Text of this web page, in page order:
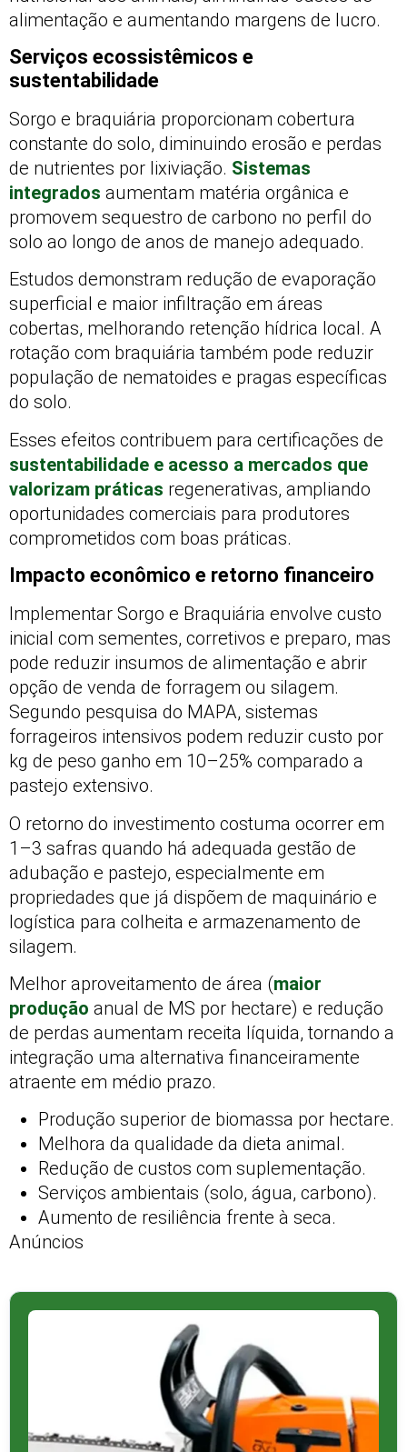
alimentação e aumentando margens de lucro.
Serviços ecossistêmicos e
sustentabilidade
Sorgo e braquiária proporcionam cobertura
constante do solo, diminuindo erosão e perdas
de nutrientes por lixiviação. Sistemas
integrados aumentam matéria orgânica e
promovem sequestro de carbono no perfil do
solo ao longo de anos de manejo adequado.
Estudos demonstram redução de evaporação
superficial e maior infiltração em áreas
cobertas, melhorando retenção hídrica local. A
rotação com braquiária também pode reduzir
população de nematoides e pragas específicas
do solo.
Esses efeitos contribuem para certificações de
sustentabilidade e acesso a mercados que
valorizam práticas regenerativas, ampliando
oportunidades comerciais para produtores
comprometidos com boas práticas.
Impacto econômico e retorno financeiro
Implementar Sorgo e Braquiária envolve custo
inicial com sementes, corretivos e preparo, mas
pode reduzir insumos de alimentação e abrir
opção de venda de forragem ou silagem.
Segundo pesquisa do MAPA, sistemas
forrageiros intensivos podem reduzir custo por
kg de peso ganho em 10–25% comparado a
pastejo extensivo.
O retorno do investimento costuma ocorrer em
1–3 safras quando há adequada gestão de
adubação e pastejo, especialmente em
propriedades que já dispõem de maquinário e
logística para colheita e armazenamento de
silagem.
Melhor aproveitamento de área (maior
produção anual de MS por hectare) e redução
de perdas aumentam receita líquida, tornando a
integração uma alternativa financeiramente
atraente em médio prazo.
Produção superior de biomassa por hectare.
Melhora da qualidade da dieta animal.
Redução de custos com suplementação.
Serviços ambientais (solo, água, carbono).
Aumento de resiliência frente à seca.
Anúncios